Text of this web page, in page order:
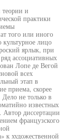
теории и
практики
того или иного
лицо
ярлык, при
ассоциативных
Лопе де Вегой
всех
этап в
приема, скорее
Дело не только в
известных
диссертации
французского
к художественной